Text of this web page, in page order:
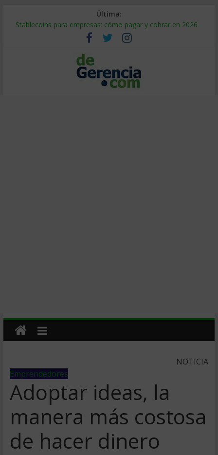
Última:
Stablecoins para empresas: cómo pagar y cobrar en 2026
Despido silencioso: qué es y por qué sale tan caro
IA en selección de personal: cómo auditarla a tiempo
Trabajo forzoso en la cadena de suministro: qué hacer
Mercado hispano de EE. UU.: cómo segmentarlo y venderle
NOTICIA
Emprendedores
Adoptar ideas, la
manera más costosa
de hacer dinero